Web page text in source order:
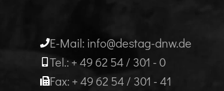
E-Mail: info@destag-dnw.de
Tel.: + 49 62 54 / 301 - 0
Fax: + 49 62 54 / 301 - 41